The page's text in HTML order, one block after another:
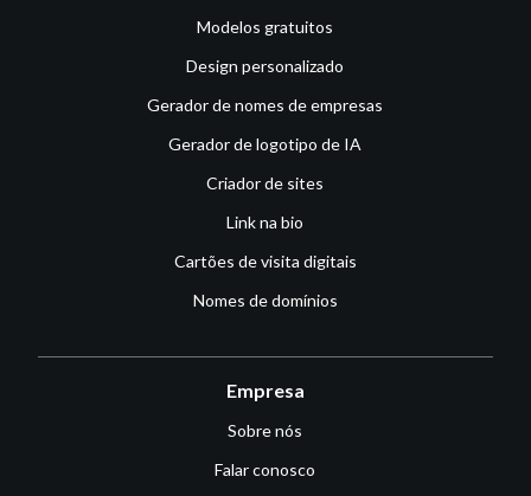
Modelos gratuitos
Design personalizado
Gerador de nomes de empresas
Gerador de logotipo de IA
Criador de sites
Link na bio
Cartões de visita digitais
Nomes de domínios
Empresa
Sobre nós
Falar conosco